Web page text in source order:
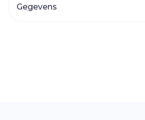
Gegevens